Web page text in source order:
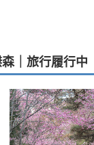
｜旅行履行中